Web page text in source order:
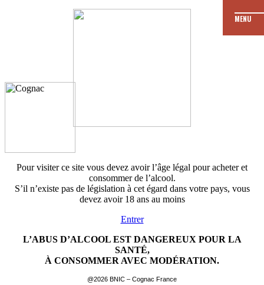
Pour visiter ce site vous devez avoir l’âge légal pour acheter et
consommer de l’alcool.
S’il n’existe pas de législation à cet égard dans votre pays, vous
devez avoir 18 ans au moins
Entrer
L’ABUS D’ALCOOL EST DANGEREUX POUR LA
SANTÉ,
À CONSOMMER AVEC MODÉRATION.
@2026 BNIC – Cognac France
MENU